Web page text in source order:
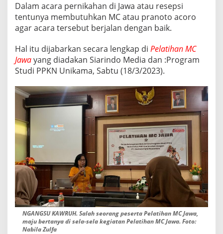
O
A
D
O
R
O
D
I
A
C
A
R
A
P
E
N
G
A
N
T
I
N
Dalam acara pernikahan di Jawa atau resepsi
tentunya membutuhkan MC atau pranoto acoro
agar acara tersebut berjalan dengan baik.
Hal itu dijabarkan secara lengkap di Pelatihan MC
Jawayang diadakan Siarindo Media dan :Program
Studi PPKN Unikama, Sabtu (18/3/2023).
NGANGSU KAWRUH. Salah seorang peserta Pelatihan MC Jawa,
maju bertanya di sela-sela kegiatan Pelatihan MC Jawa. Foto:
Nabila Zulfa